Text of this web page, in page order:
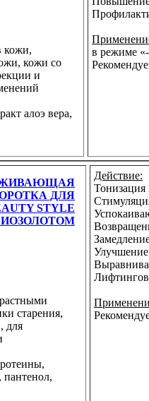
кожи,
кожи со
и
алоэ вера,
в режиме
ДЛЯ
STYLE
старения,
для
пантенол,
Действие:
Тонизация